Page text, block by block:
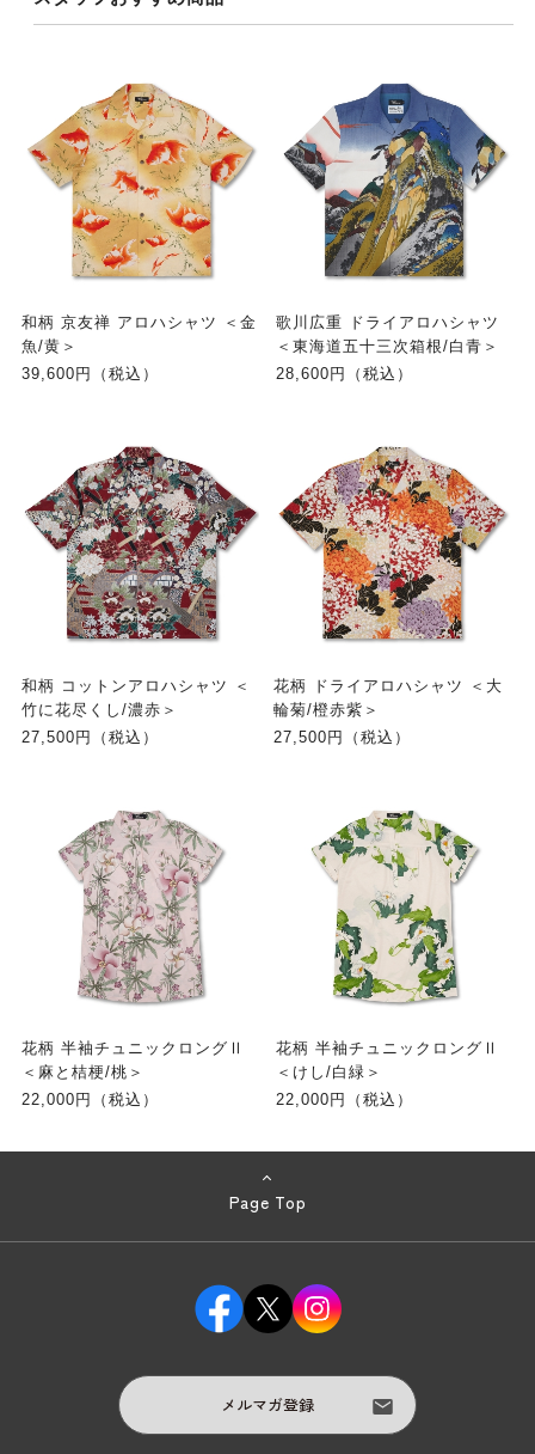
和柄 京友禅 アロハシャツ ＜金
魚/黄＞
39,600円（税込）
歌川広重 ドライアロハシャツ
＜東海道五十三次箱根/白青＞
28,600円（税込）
和柄 コットンアロハシャツ ＜
竹に花尽くし/濃赤＞
27,500円（税込）
花柄 ドライアロハシャツ ＜大
輪菊/橙赤紫＞
27,500円（税込）
花柄 半袖チュニックロングⅡ
＜麻と桔梗/桃＞
22,000円（税込）
花柄 半袖チュニックロングⅡ
＜けし/白緑＞
22,000円（税込）
Page Top
メルマガ登録